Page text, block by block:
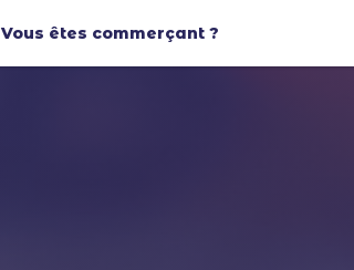
Vous êtes commerçant ?